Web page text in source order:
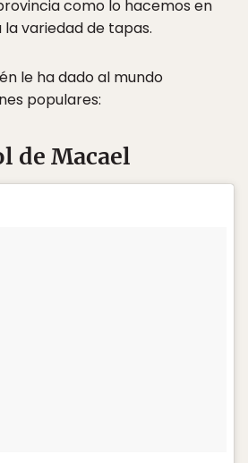
como lo hacemos en
variedad de tapas.
le ha dado al mundo
populares:
de Macael